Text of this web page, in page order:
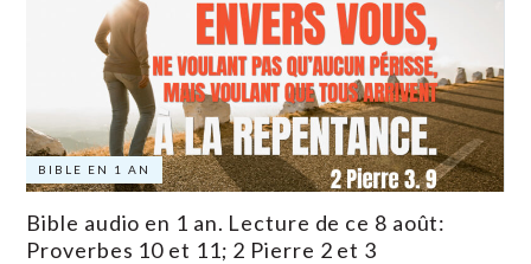
BIBLE EN 1 AN
Bible audio en 1 an. Lecture de ce 8 août:
Proverbes 10 et 11; 2 Pierre 2 et 3